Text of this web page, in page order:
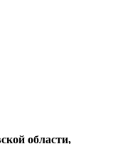
области,